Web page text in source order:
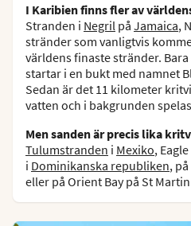
I Karibien finns fler av
Stranden i Negril på Jamaica,
stränder som vanligtvis
världens finaste stränder.
startar i en bukt med namnet
Sedan är det 11 kilometer
vatten och i bakgrunden
Men sanden är precis lika
Tulumstranden i Mexiko,
i Dominikanska republiken,
eller på Orient Bay på St